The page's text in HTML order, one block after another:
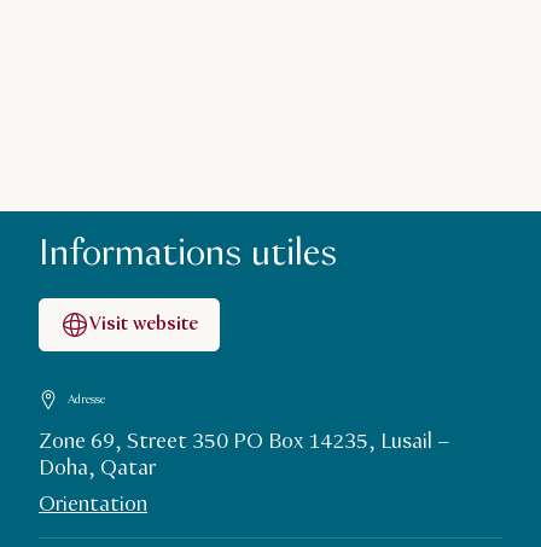
Informations utiles
Visit website
Adresse
Zone 69, Street 350 PO Box 14235, Lusail –
Doha, Qatar
Orientation